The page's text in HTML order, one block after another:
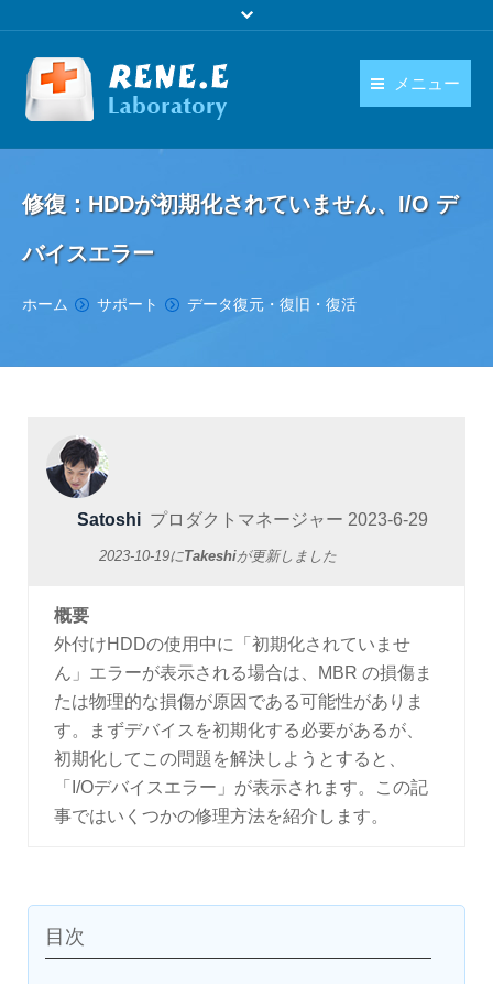
メニュー
ダウンロード
操作ガイド
日本語
language
修復：HDDが初期化されていません、I/O デ
バイスエラー
You are here:
ホーム サポート データ復元・復旧・復活
Satoshi プロダクトマネージャー 2023-6-29
2023-10-19にTakeshiが更新しました
概要
外付けHDDの使用中に「初期化されていませ
ん」エラーが表示される場合は、MBR の損傷ま
たは物理的な損傷が原因である可能性がありま
す。まずデバイスを初期化する必要があるが、
初期化してこの問題を解決しようとすると、
「I/Oデバイスエラー」が表示されます。この記
事ではいくつかの修理方法を紹介します。
目次